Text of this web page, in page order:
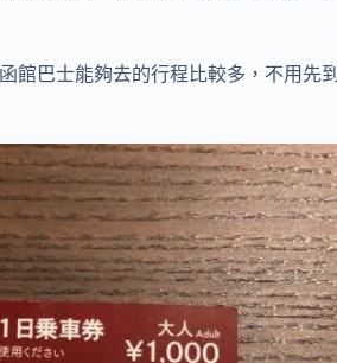
館巴士能夠去的行程比較多，不用先到